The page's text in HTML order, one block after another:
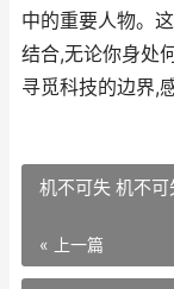
中的重要人物。
结合,无论你身处
寻觅科技的边界,
机不可失 机不
« 上一篇